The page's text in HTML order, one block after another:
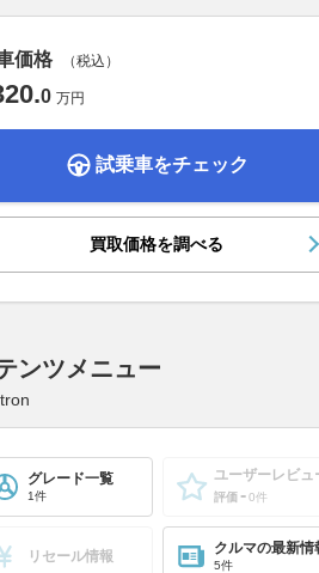
価格 （税込）
.0 万円
試乗車をチェック
買取価格を調べる
ンツメニュー
グレード一覧
1件
ユーザーレビュ
評価-0件
リセール情報 クルマの最新情
5件